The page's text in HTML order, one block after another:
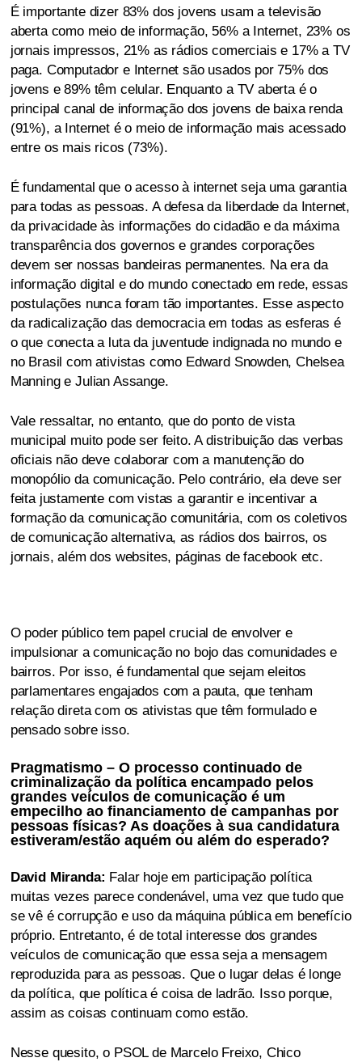
É importante dizer 83% dos jovens usam a televisão
aberta como meio de informação, 56% a Internet, 23% os
jornais impressos, 21% as rádios comerciais e 17% a TV
paga. Computador e Internet são usados por 75% dos
jovens e 89% têm celular. Enquanto a TV aberta é o
principal canal de informação dos jovens de baixa renda
(91%), a Internet é o meio de informação mais acessado
entre os mais ricos (73%).
É fundamental que o acesso à internet seja uma garantia
para todas as pessoas. A defesa da liberdade da Internet,
da privacidade às informações do cidadão e da máxima
transparência dos governos e grandes corporações
devem ser nossas bandeiras permanentes. Na era da
informação digital e do mundo conectado em rede, essas
postulações nunca foram tão importantes. Esse aspecto
da radicalização das democracia em todas as esferas é
o que conecta a luta da juventude indignada no mundo e
no Brasil com ativistas como Edward Snowden, Chelsea
Manning e Julian Assange.
Vale ressaltar, no entanto, que do ponto de vista
municipal muito pode ser feito. A distribuição das verbas
oficiais não deve colaborar com a manutenção do
monopólio da comunicação. Pelo contrário, ela deve ser
feita justamente com vistas a garantir e incentivar a
formação da comunicação comunitária, com os coletivos
de comunicação alternativa, as rádios dos bairros, os
jornais, além dos websites, páginas de facebook etc.
O poder público tem papel crucial de envolver e
impulsionar a comunicação no bojo das comunidades e
bairros. Por isso, é fundamental que sejam eleitos
parlamentares engajados com a pauta, que tenham
relação direta com os ativistas que têm formulado e
pensado sobre isso.
Pragmatismo – O processo continuado de
criminalização da política encampado pelos
grandes veículos de comunicação é um
empecilho ao financiamento de campanhas por
pessoas físicas? As doações à sua candidatura
estiveram/estão aquém ou além do esperado?
David Miranda: Falar hoje em participação política
muitas vezes parece condenável, uma vez que tudo que
se vê é corrupção e uso da máquina pública em benefício
próprio. Entretanto, é de total interesse dos grandes
veículos de comunicação que essa seja a mensagem
reproduzida para as pessoas. Que o lugar delas é longe
da política, que política é coisa de ladrão. Isso porque,
assim as coisas continuam como estão.
Nesse quesito, o PSOL de Marcelo Freixo, Chico